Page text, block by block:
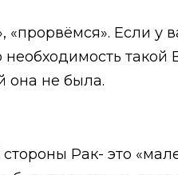
Если у
такой
она не была.
Рак- это